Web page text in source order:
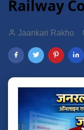
Railway
Jaankari Rakho